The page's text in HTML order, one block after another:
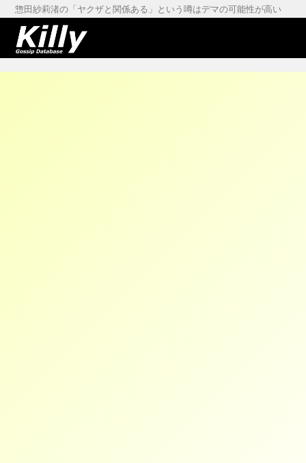
惣田紗莉渚の「ヤクザと関係ある」という噂はデマの可能性が高い